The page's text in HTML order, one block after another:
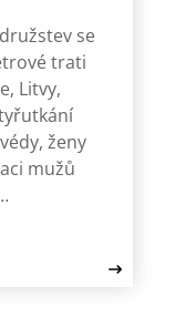
se
trati
Litvy,
ženy
mužů